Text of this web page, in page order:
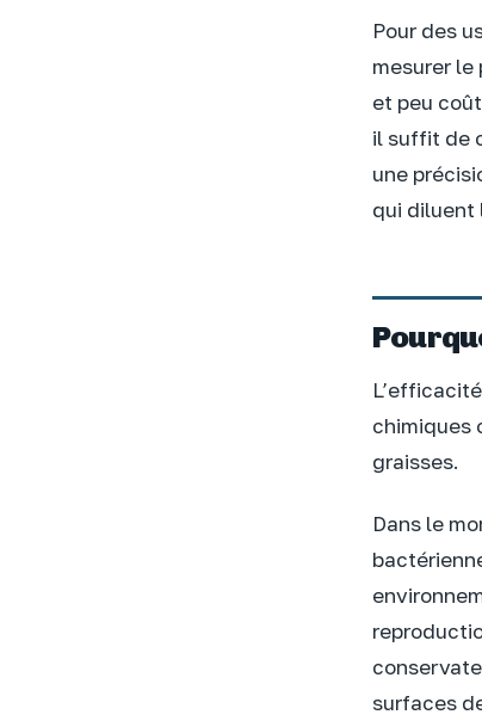
Pour des
mesurer le
et peu
il suffit de
une
qui diluent
chimiques
graisses.
Dans le
surfaces